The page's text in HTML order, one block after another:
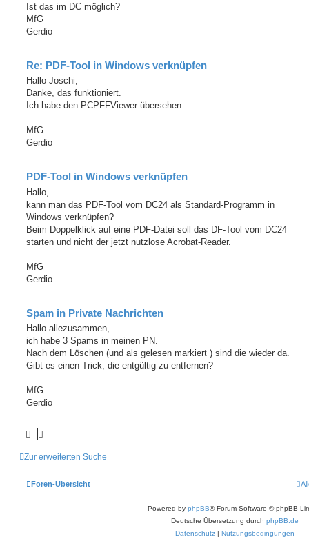
Ist das im DC möglich?
MfG
Gerdio
Re: PDF-Tool in Windows verknüpfen
Hallo Joschi,
Danke, das funktioniert.
Ich habe den PCPFFViewer übersehen.
MfG
Gerdio
PDF-Tool in Windows verknüpfen
Hallo,
kann man das PDF-Tool vom DC24 als Standard-Programm in
Windows verknüpfen?
Beim Doppelklick auf eine PDF-Datei soll das DF-Tool vom DC24
starten und nicht der jetzt nutzlose Acrobat-Reader.
MfG
Gerdio
Spam in Private Nachrichten
Hallo allezusammen,
ich habe 3 Spams in meinen PN.
Nach dem Löschen (und als gelesen markiert ) sind die wieder da.
Gibt es einen Trick, die entgültig zu entfernen?
MfG
Gerdio
Zur erweiterten Suche
Foren-Übersicht
Powered by phpBB® Forum Software © phpBB
Deutsche Übersetzung durch phpBB.de
Datenschutz | Nutzungsbedingungen